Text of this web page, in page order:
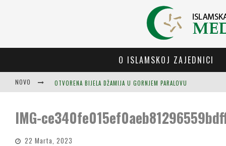
O ISLAMSKOJ ZAJEDNICI
NOVO OTVORENA BIJELA DŽAMIJA U GORNJEM PARALOVU
IMG-
22 Marta, 2023